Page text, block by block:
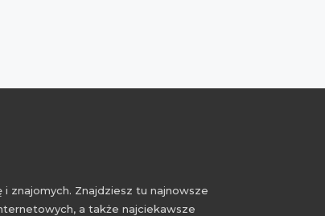
znajomych. Znajdziesz tu najnowsze
a także najciekawsze